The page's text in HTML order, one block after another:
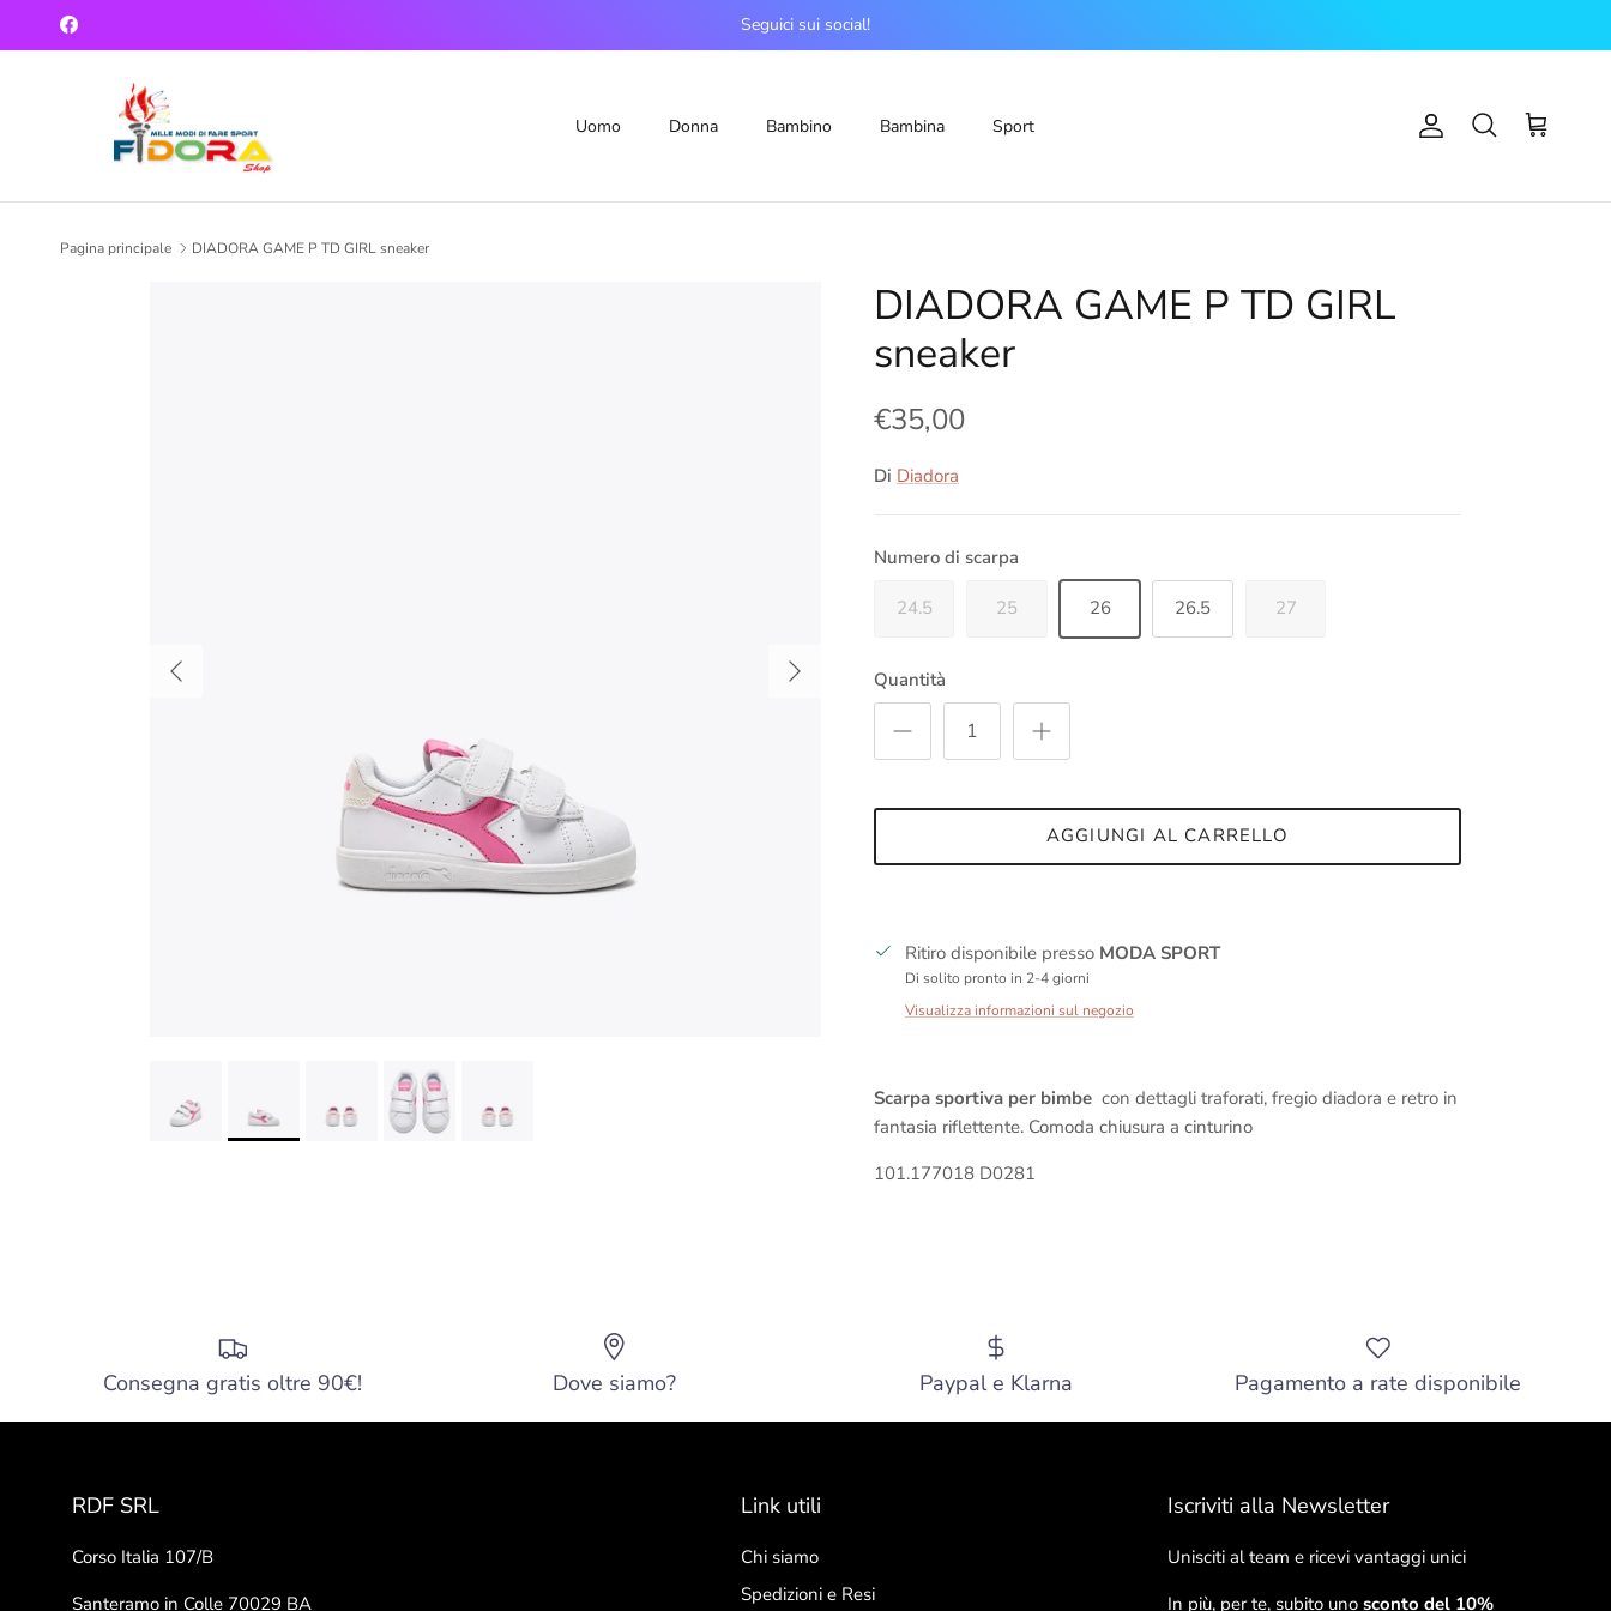
Passa ai contenuti
Facebook Seguici sui social!
Uomo Donna Bambino Bambina Sport Account
Cerca Carrello
Pagina principale DIADORA GAME P TD GIRL sneaker
Indietro Avanti
DIADORA GAME P TD GIRL
sneaker
€35,00
Di Diadora
Numero di scarpa
24.5 25 26 26.5 27
Quantità
AGGIUNGI AL CARRELLO
Ritiro disponibile presso MODA SPORT
Di solito pronto in 2-4 giorni
Visualizza informazioni sul negozio
Scarpa sportiva per bimbe con dettagli traforati, fregio diadora e retro in
fantasia riflettente. Comoda chiusura a cinturino
101.177018 D0281
Consegna gratis oltre 90€! Dove siamo? Paypal e Klarna Pagamento a rate disponibile
RDF SRL
Corso Italia 107/B
Santeramo in Colle 70029 BA
Link utili
Chi siamo
Spedizioni e Resi
Iscriviti alla Newsletter
Unisciti al team e ricevi vantaggi unici
In più, per te, subito uno sconto del 10%